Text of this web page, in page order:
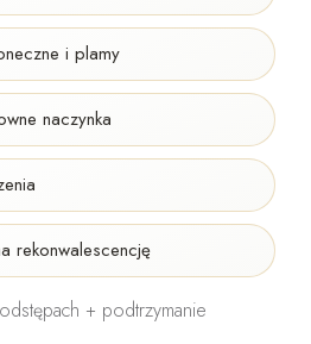
i plamy
naczynka
rekonwalescencję
+ podtrzymanie